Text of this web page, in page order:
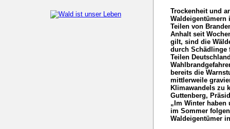
Trockenheit und
Waldeigentümern
Teilen von
Anhalt seit
gilt, sind die
durch Schädlinge
Teilen
bereits die
mittlerweile
Klimawandels zu
Guttenberg,
„Im Winter haben
im Sommer
Waldeigentümer